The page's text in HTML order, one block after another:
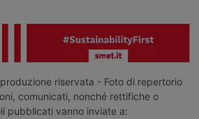
riservata - Foto di repertorio
comunicati, nonché rettifiche o
pubblicati vanno inviate a: